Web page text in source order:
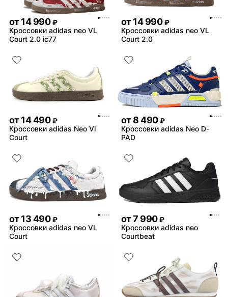
от14 990 ₽
Кроссовки adidas neo VL
Court 2.0 ic77
от14 990 ₽
Кроссовки adidas neo VL
Court 2.0
от14 490 ₽
Кроссовки adidas Neo Vl
Court
от8 490 ₽
Кроссовки adidas Neo D-
PAD
от13 490 ₽
Кроссовки adidas neo VL
Court
от7 990 ₽
Кроссовки adidas neo
Courtbeat